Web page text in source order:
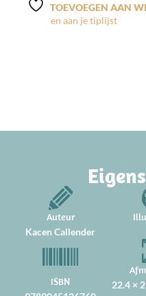
TOEVOEGEN AAN
Auteur
Kacen Callender
ISBN 22.4 ×